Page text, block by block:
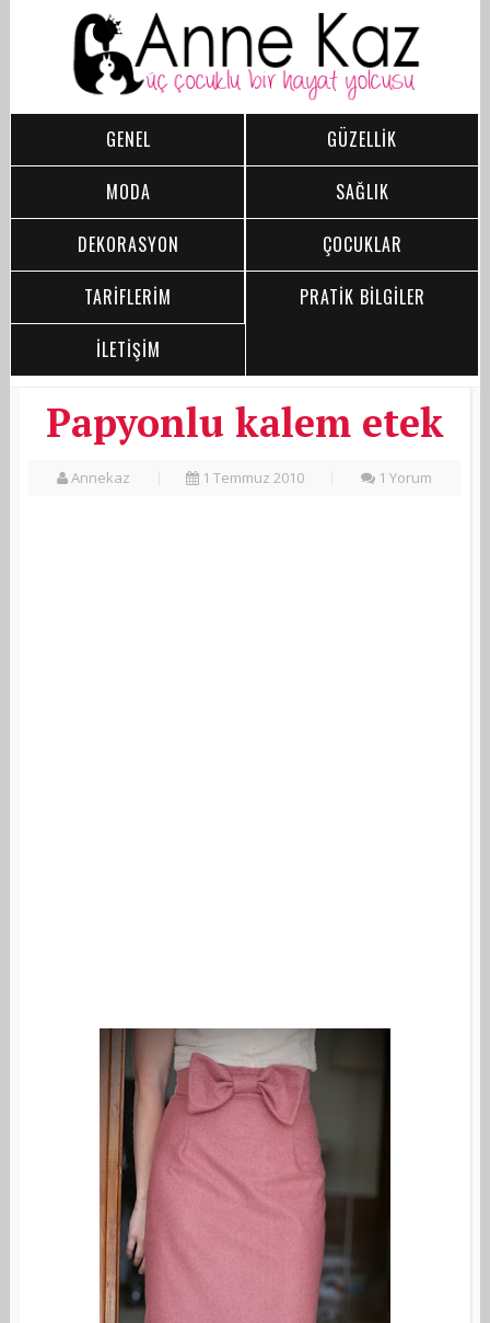
GENEL
GÜZELLİK
MODA
SAĞLIK
DEKORASYON
ÇOCUKLAR
TARİFLERİM
PRATİK BİLGİLER
İLETİŞİM
Papyonlu kalem etek
Annekaz 1 Temmuz 2010 1 Yorum